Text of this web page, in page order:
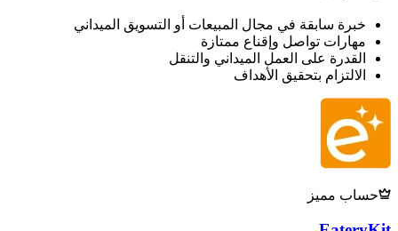
خبرة سابقة في مجال المبيعات أو التسويق الميداني
مهارات تواصل وإقناع ممتازة
القدرة على العمل الميداني والتنقل
الالتزام بتحقيق الأهداف
حساب مميز